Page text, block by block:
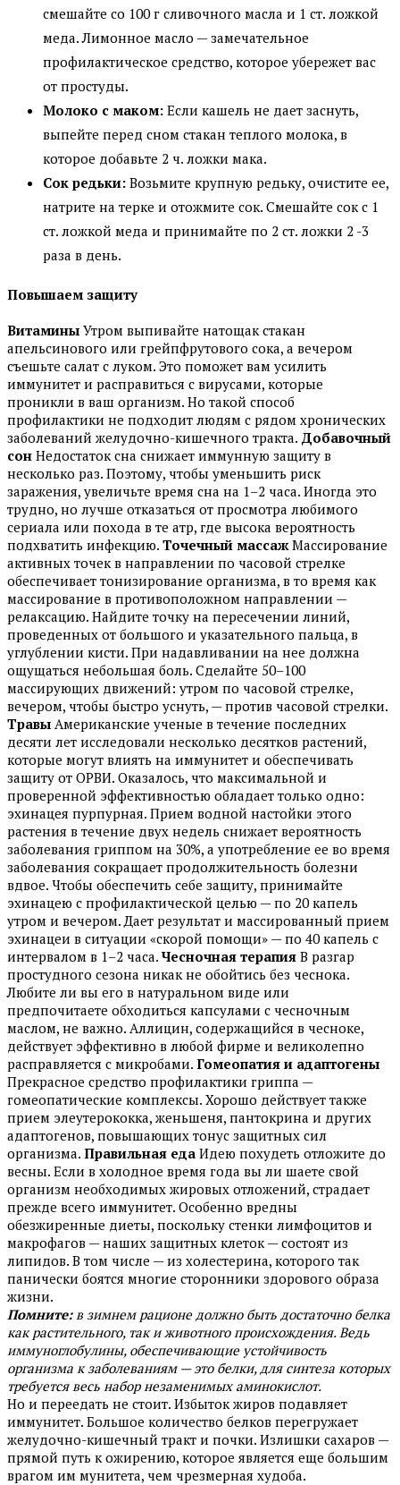
смешайте со 100 г сливочного масла и 1 ст. ложкой
меда. Лимонное масло — замечательное
профилактическое средство, которое убережет вас
от простуды.
Молоко с маком: Если кашель не дает заснуть,
выпейте перед сном стакан теплого молока, в
которое добавьте 2 ч. ложки мака.
Сок редьки: Возьмите крупную редьку, очистите ее,
натрите на терке и отожмите сок. Смешайте сок с 1
ст. ложкой меда и принимайте по 2 ст. ложки 2 -3
раза в день.
Повышаем защиту
Витамины Утром выпивайте натощак стакан
апельсинового или грейпфрутового сока, а вечером
съешьте салат с луком. Это поможет вам усилить
иммунитет и расправиться с вирусами, которые
проникли в ваш организм. Но такой способ
профилактики не подходит людям с рядом хронических
заболеваний желудочно-кишечного тракта. Добавочный
сон Недостаток сна снижает иммунную защиту в
несколько раз. Поэтому, чтобы уменьшить риск
заражения, увеличьте время сна на 1–2 часа. Иногда это
трудно, но лучше отказаться от просмотра любимого
сериала или похода в те атр, где высока вероятность
подхватить инфекцию. Точечный массаж Массирование
активных точек в направлении по часовой стрелке
обеспечивает тонизирование организма, в то время как
массирование в противоположном направлении —
релаксацию. Найдите точку на пересечении линий,
проведенных от большого и указательного пальца, в
углублении кисти. При надавливании на нее должна
ощущаться небольшая боль. Сделайте 50–100
массирующих движений: утром по часовой стрелке,
вечером, чтобы быстро уснуть, — против часовой стрелки.
Травы Американские ученые в течение последних
десяти лет исследовали несколько десятков растений,
которые могут влиять на иммунитет и обеспечивать
защиту от ОРВИ. Оказалось, что максимальной и
проверенной эффективностью обладает только одно:
эхинацея пурпурная. Прием водной настойки этого
растения в течение двух недель снижает вероятность
заболевания гриппом на 30%, а употребление ее во время
заболевания сокращает продолжительность болезни
вдвое. Чтобы обеспечить себе защиту, принимайте
эхинацею с профилактической целью — по 20 капель
утром и вечером. Дает результат и массированный прием
эхинацеи в ситуации «скорой помощи» — по 40 капель с
интервалом в 1–2 часа. Чесночная терапия В разгар
простудного сезона никак не обойтись без чеснока.
Любите ли вы его в натуральном виде или
предпочитаете обходиться капсулами с чесночным
маслом, не важно. Аллицин, содержащийся в чесноке,
действует эффективно в любой фирме и великолепно
расправляется с микробами. Гомеопатия и адаптогены
Прекрасное средство профилактики гриппа —
гомеопатические комплексы. Хорошо действует также
прием элеутерококка, женьшеня, пантокрина и других
адаптогенов, повышающих тонус защитных сил
организма. Правильная еда Идею похудеть отложите до
весны. Если в холодное время года вы ли шаете свой
организм необходимых жировых отложений, страдает
прежде всего иммунитет. Особенно вредны
обезжиренные диеты, поскольку стенки лимфоцитов и
макрофагов — наших защитных клеток — состоят из
липидов. В том числе — из холестерина, которого так
панически боятся многие сторонники здорового образа
жизни.
Помните: в зимнем рационе должно быть достаточно белка
как растительного, так и животного происхождения. Ведь
иммуноглобулины, обеспечивающие устойчивость
организма к заболеваниям — это белки, для синтеза которых
требуется весь набор незаменимых аминокислот.
Но и переедать не стоит. Избыток жиров подавляет
иммунитет. Большое количество белков перегружает
желудочно-кишечный тракт и почки. Излишки сахаров —
прямой путь к ожирению, которое является еще большим
врагом им мунитета, чем чрезмерная худоба.